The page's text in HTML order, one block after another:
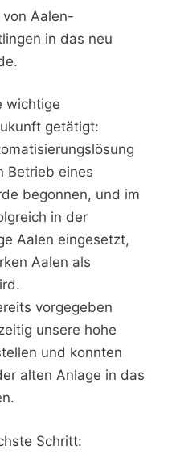
Aalen-
in das neu
wichtige
getätigt:
Betrieb eines
begonnen, und im
in der
Aalen eingesetzt,
Aalen als
vorgegeben
unsere hohe
und konnten
alten Anlage in das
Schritt: